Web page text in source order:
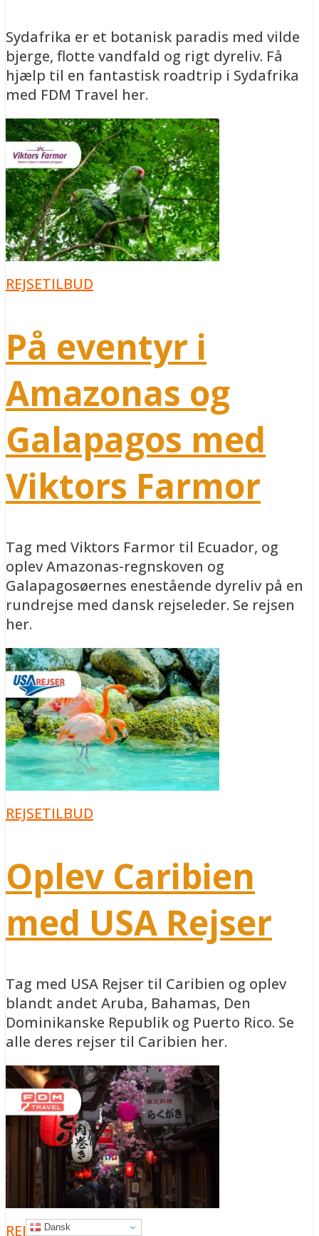
Sydafrika er et botanisk paradis med vilde
bjerge, flotte vandfald og rigt dyreliv. Få
hjælp til en fantastisk roadtrip i Sydafrika
med FDM Travel her.
REJSETILBUD
På eventyr i
Amazonas og
Galapagos med
Viktors Farmor
Tag med Viktors Farmor til Ecuador, og
oplev Amazonas-regnskoven og
Galapagosøernes enestående dyreliv på en
rundrejse med dansk rejseleder. Se rejsen
her.
REJSETILBUD
Oplev Caribien
med USA Rejser
Tag med USA Rejser til Caribien og oplev
blandt andet Aruba, Bahamas, Den
Dominikanske Republik og Puerto Rico. Se
alle deres rejser til Caribien her.
REJSETILBUD
Dansk